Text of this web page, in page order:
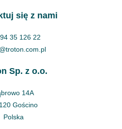
się z nami
35 126 22
Sp. z o.o.
14A
Gościno
Polska